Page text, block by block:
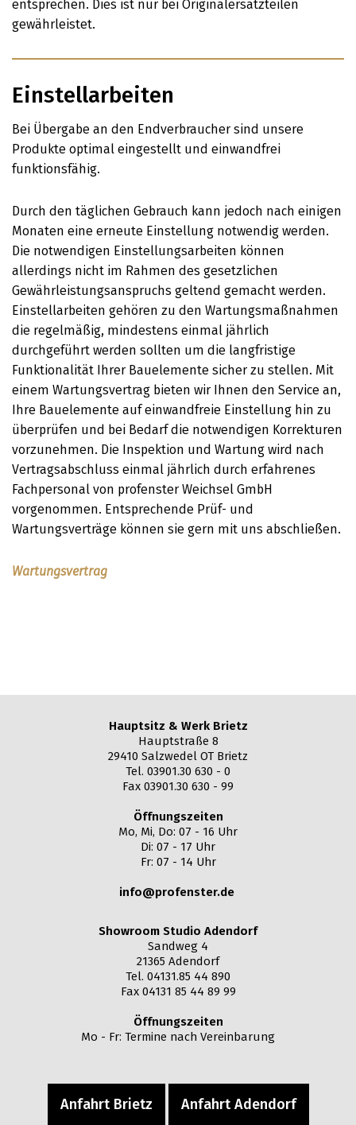
entsprechen. Dies ist nur bei Originalersatzteilen
gewährleistet.
Einstellarbeiten
Bei Übergabe an den Endverbraucher sind unsere
Produkte optimal eingestellt und einwandfrei
funktionsfähig.
Durch den täglichen Gebrauch kann jedoch nach einigen
Monaten eine erneute Einstellung notwendig werden.
Die notwendigen Einstellungsarbeiten können
allerdings nicht im Rahmen des gesetzlichen
Gewährleistungsanspruchs geltend gemacht werden.
Einstellarbeiten gehören zu den Wartungsmaßnahmen
die regelmäßig, mindestens einmal jährlich
durchgeführt werden sollten um die langfristige
Funktionalität Ihrer Bauelemente sicher zu stellen. Mit
einem Wartungsvertrag bieten wir Ihnen den Service an,
Ihre Bauelemente auf einwandfreie Einstellung hin zu
überprüfen und bei Bedarf die notwendigen Korrekturen
vorzunehmen. Die Inspektion und Wartung wird nach
Vertragsabschluss einmal jährlich durch erfahrenes
Fachpersonal von profenster Weichsel GmbH
vorgenommen. Entsprechende Prüf- und
Wartungsverträge können sie gern mit uns abschließen.
Wartungsvertrag
Hauptsitz & Werk Brietz
Hauptstraße 8
29410 Salzwedel OT Brietz
Tel. 03901.30 630 - 0
Fax 03901.30 630 - 99
Öffnungszeiten
Mo, Mi, Do: 07 - 16 Uhr
Di: 07 - 17 Uhr
Fr: 07 - 14 Uhr
info@profenster.de
Showroom Studio Adendorf
Sandweg 4
21365 Adendorf
Tel. 04131.85 44 890
Fax 04131 85 44 89 99
Öffnungszeiten
Mo - Fr: Termine nach Vereinbarung
Anfahrt Brietz Anfahrt Adendorf